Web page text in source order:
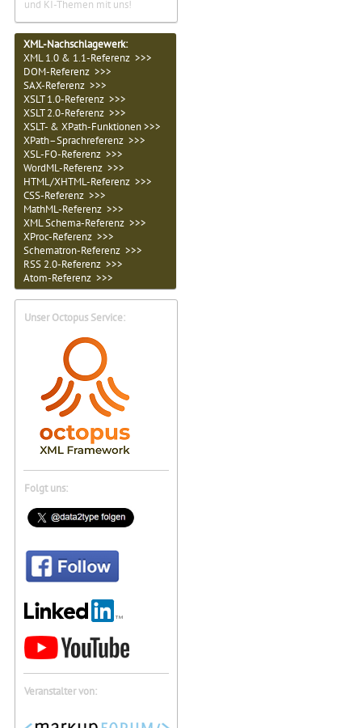
und KI-Themen mit uns!
XML-Nachschlagewerk:
XML 1.0 & 1.1-Referenz >>>
DOM-Referenz >>>
SAX-Referenz >>>
XSLT 1.0-Referenz >>>
XSLT 2.0-Referenz >>>
XSLT- & XPath-Funktionen >>>
XPath–Sprachreferenz >>>
XSL-FO-Referenz >>>
WordML-Referenz >>>
HTML/XHTML-Referenz >>>
CSS-Referenz >>>
MathML-Referenz >>>
XML Schema-Referenz >>>
XProc-Referenz >>>
Schematron-Referenz >>>
RSS 2.0-Referenz >>>
Atom-Referenz >>>
Unser Octopus Service:
Folgt uns:
Veranstalter von: